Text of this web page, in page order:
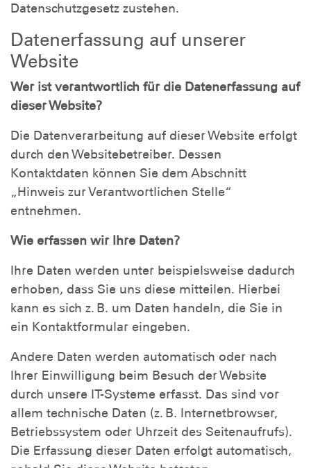
Datenschutzgesetz zustehen.
Datenerfassung auf unserer
Website
Wer ist verantwortlich für die Datenerfassung auf
dieser Website?
Die Datenverarbeitung auf dieser Website erfolgt
durch den Websitebetreiber. Dessen
Kontaktdaten können Sie dem Abschnitt
„Hinweis zur Verantwortlichen Stelle“
entnehmen.
Wie erfassen wir Ihre Daten?
Ihre Daten werden unter beispielsweise dadurch
erhoben, dass Sie uns diese mitteilen. Hierbei
kann es sich z. B. um Daten handeln, die Sie in
ein Kontaktformular eingeben.
Andere Daten werden automatisch oder nach
Ihrer Einwilligung beim Besuch der Website
durch unsere IT-Systeme erfasst. Das sind vor
allem technische Daten (z. B. Internetbrowser,
Betriebssystem oder Uhrzeit des Seitenaufrufs).
Die Erfassung dieser Daten erfolgt automatisch,